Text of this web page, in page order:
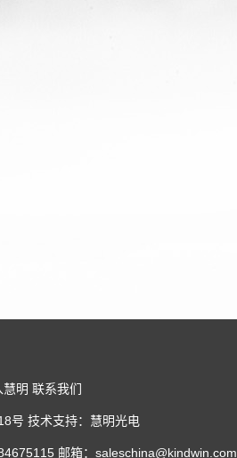
慧明 联系我们
号 技术支持：慧明光电
邮箱：saleschina@kindwin.com